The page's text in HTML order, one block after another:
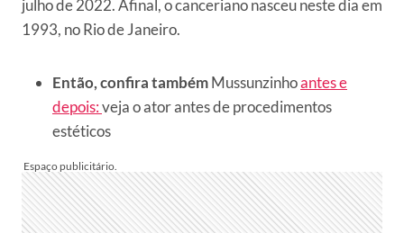
julho de 2022. Afinal, o canceriano nasceu neste dia em
1993, no Rio de Janeiro.
Então, confira tambémMussunzinhoantes e
depois:veja o ator antes de procedimentos
estéticos